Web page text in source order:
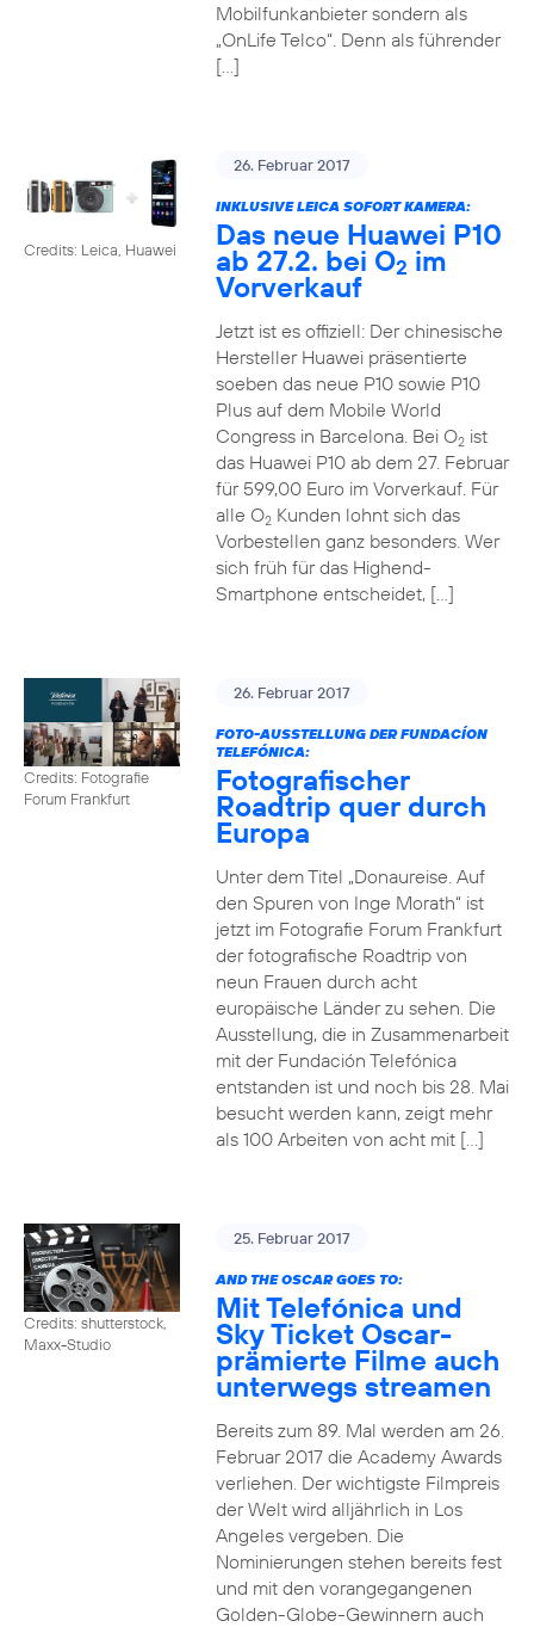
Mobilfunkanbieter sondern als
„OnLife Telco“. Denn als führender
[…]
Credits: Leica, Huawei
26. Februar 2017
INKLUSIVE LEICA SOFORT KAMERA:
Das neue Huawei P10
ab 27.2. bei O2 im
Vorverkauf
Jetzt ist es offiziell: Der chinesische
Hersteller Huawei präsentierte
soeben das neue P10 sowie P10
Plus auf dem Mobile World
Congress in Barcelona. Bei O2ist
das Huawei P10 ab dem 27. Februar
für 599,00 Euro im Vorverkauf. Für
alle O2Kunden lohnt sich das
Vorbestellen ganz besonders. Wer
sich früh für das Highend-
Smartphone entscheidet, […]
Credits: Fotografie
Forum Frankfurt
26. Februar 2017
FOTO-AUSSTELLUNG DER FUNDACÍON
TELEFÓNICA:
Fotografischer
Roadtrip quer durch
Europa
Unter dem Titel „Donaureise. Auf
den Spuren von Inge Morath“ ist
jetzt im Fotografie Forum Frankfurt
der fotografische Roadtrip von
neun Frauen durch acht
europäische Länder zu sehen. Die
Ausstellung, die in Zusammenarbeit
mit der Fundación Telefónica
entstanden ist und noch bis 28. Mai
besucht werden kann, zeigt mehr
als 100 Arbeiten von acht mit […]
Credits: shutterstock,
Maxx-Studio
25. Februar 2017
AND THE OSCAR GOES TO:
Mit Telefónica und
Sky Ticket Oscar-
prämierte Filme auch
unterwegs streamen
Bereits zum 89. Mal werden am 26.
Februar 2017 die Academy Awards
verliehen. Der wichtigste Filmpreis
der Welt wird alljährlich in Los
Angeles vergeben. Die
Nominierungen stehen bereits fest
und mit den vorangegangenen
Golden-Globe-Gewinnern auch